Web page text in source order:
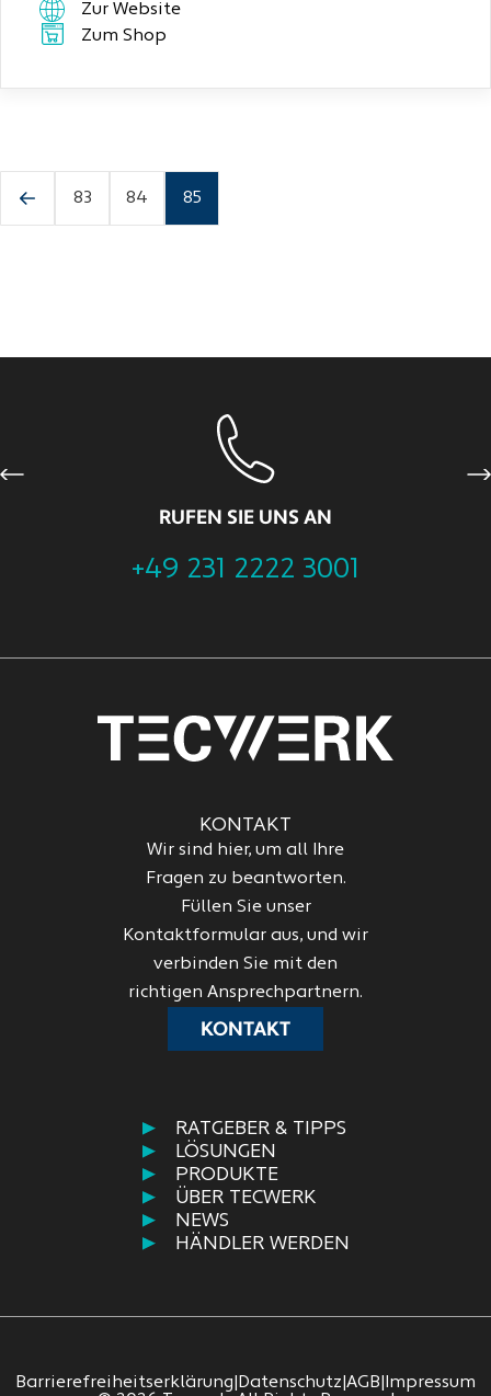
Zur Website
Zum Shop
83 84 85
RUFEN SIE UNS AN
+49 231 2222 3001
Previous
RATGEBER & TIPPS
LÖSUNGEN
PRODUKTE
ÜBER TECWERK
NEWS
HÄNDLER WERDEN
KONTAKT
Wir sind hier, um all Ihre
Fragen zu beantworten.
Füllen Sie unser
Kontaktformular aus, und wir
verbinden Sie mit den
richtigen Ansprechpartnern.
KONTAKT
Barrierefreiheitserklärung Datenschutz AGB
Impressum